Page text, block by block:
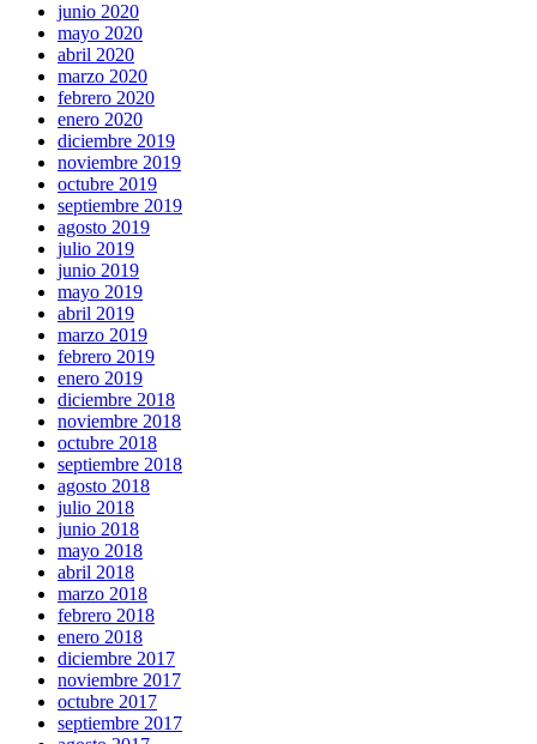
junio 2020
mayo 2020
abril 2020
marzo 2020
febrero 2020
enero 2020
diciembre 2019
noviembre 2019
octubre 2019
septiembre 2019
agosto 2019
julio 2019
junio 2019
mayo 2019
abril 2019
marzo 2019
febrero 2019
enero 2019
diciembre 2018
noviembre 2018
octubre 2018
septiembre 2018
agosto 2018
julio 2018
junio 2018
mayo 2018
abril 2018
marzo 2018
febrero 2018
enero 2018
diciembre 2017
noviembre 2017
octubre 2017
septiembre 2017